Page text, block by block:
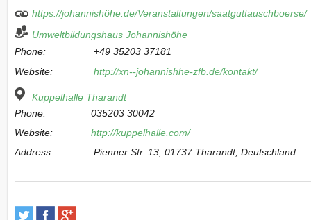
https://johannishöhe.de/Veranstaltungen/saatguttauschboerse/
Umweltbildungshaus Johannishöhe
Phone:
+49 35203 37181
Website:
http://xn--johannishhe-zfb.de/kontakt/
Kuppelhalle Tharandt
Phone:
035203 30042
Website:
http://kuppelhalle.com/
Address:
Pienner Str. 13, 01737 Tharandt, Deutschland